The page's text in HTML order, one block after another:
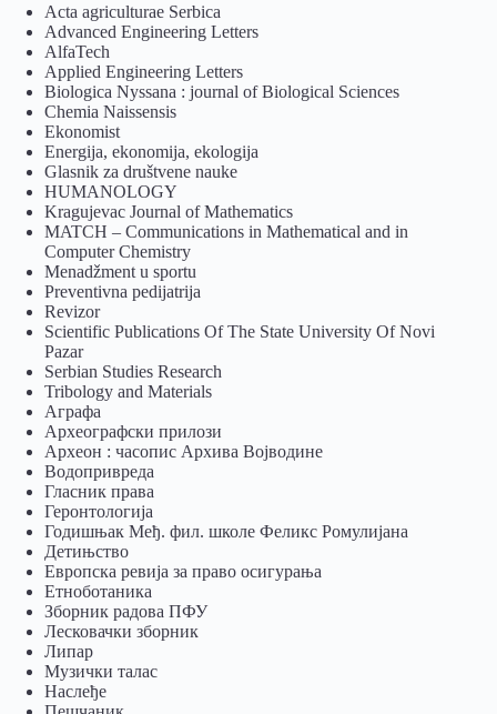
Acta agriculturae Serbica
Advanced Engineering Letters
AlfaTech
Applied Engineering Letters
Biologica Nyssana : journal of Biological Sciences
Chemia Naissensis
Ekonomist
Energija, ekonomija, ekologija
Glasnik za društvene nauke
HUMANOLOGY
Kragujevac Journal of Mathematics
MATCH – Communications in Mathematical and in
Computer Chemistry
Menadžment u sportu
Preventivna pedijatrija
Revizor
Scientific Publications Of The State University Of Novi
Pazar
Serbian Studies Research
Tribology and Materials
Аграфа
Археографски прилози
Археон : часопис Архива Војводине
Водопривреда
Гласник права
Геронтологија
Годишњак Међ. фил. школе Феликс Ромулијана
Детињство
Европска ревија за право осигурања
Eтноботаника
Зборник радова ПФУ
Лесковачки зборник
Липар
Музички талас
Наслеђе